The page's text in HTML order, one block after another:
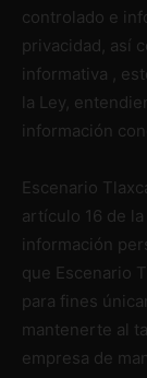
controlado e
privacidad, así
informativa ,
la Ley,
información
Escenario
artículo 16 de
información
que Escenario
para fines
mantenerte al
empresa de